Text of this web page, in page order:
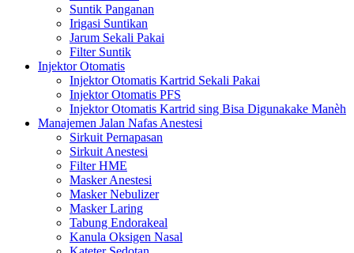
Suntik Panganan
Irigasi Suntikan
Jarum Sekali Pakai
Filter Suntik
Injektor Otomatis
Injektor Otomatis Kartrid Sekali Pakai
Injektor Otomatis PFS
Injektor Otomatis Kartrid sing Bisa Digunakake Manèh
Manajemen Jalan Nafas Anestesi
Sirkuit Pernapasan
Sirkuit Anestesi
Filter HME
Masker Anestesi
Masker Nebulizer
Masker Laring
Tabung Endorakeal
Kanula Oksigen Nasal